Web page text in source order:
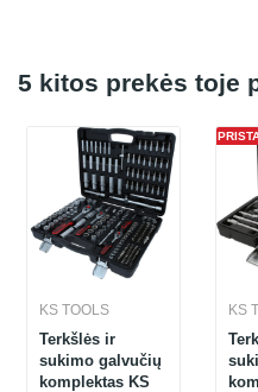
5 kitos prekės toje
KS TOOLS
Terkšlės ir
sukimo galvučių
komplektas KS
KS